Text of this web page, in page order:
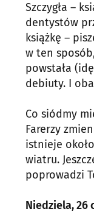
Szczygła –
dentystów
książkę –
w ten
powstała
debiuty. I
Co siódmy
Farerzy
istnieje
wiatru.
poprowadzi
Niedziela, 26